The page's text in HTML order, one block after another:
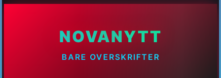
NOVANYTT
BARE OVERSKRIFTER